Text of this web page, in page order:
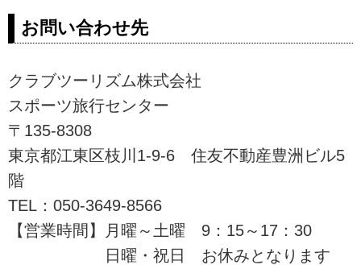
お問い合わせ先
クラブツーリズム株式会社
スポーツ旅行センター
〒135-8308
東京都江東区枝川1-9-6 住友不動産豊洲ビル5
階
TEL：050-3649-8566
【営業時間】月曜～土曜 9：15～17：30
日曜・祝日 お休みとなります